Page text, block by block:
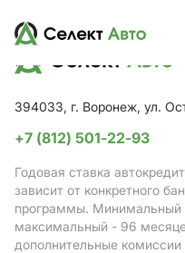
394033, г. Воронеж, ул.
+7 (812) 501-22-93
Годовая ставка
зависит от конкретного
программы. Минимальный
максимальный - 96
дополнительные